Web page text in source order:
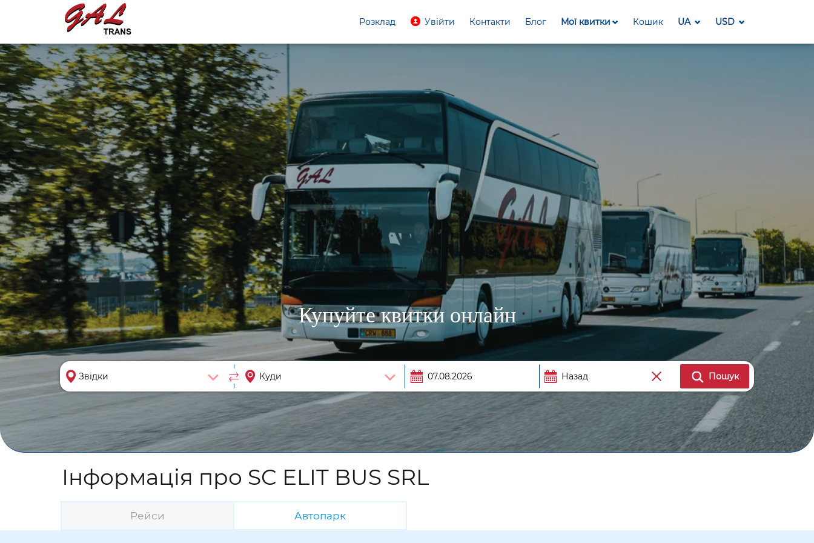
Розклад Увійти Контакти Блог Мої квитки Кошик UA USD
Купуйте квитки онлайн
Пошук
Інформація про SC ELIT BUS SRL
Рейси Автопарк